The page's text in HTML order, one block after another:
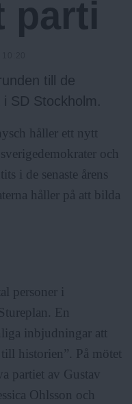
y
parti
till de
SD Stockholm.
håller ett nytt
och
i de senaste årens
håller på att bilda
personer i
En
inbjudningar att
historien”. På mötet
partiet av Gustav
Ohlsson och